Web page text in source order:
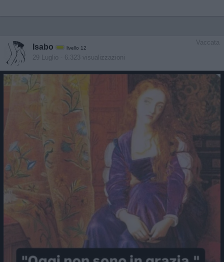
Vaccata
Isabo livello 12
29 Luglio - 6.323 visualizzazioni